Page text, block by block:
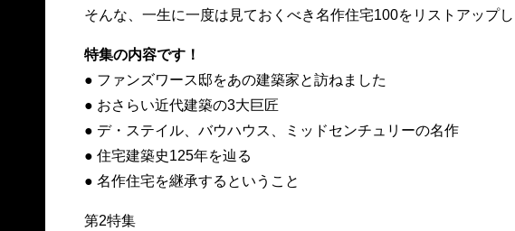
そんな、一生に一度は見ておくべき名作住宅100をリストアップ
特集の内容です！
● ファンズワース邸をあの建築家と訪ねました
● おさらい近代建築の3大巨匠
● デ・ステイル、バウハウス、ミッドセンチュリーの名作
● 住宅建築史125年を辿る
● 名作住宅を継承するということ
第2特集